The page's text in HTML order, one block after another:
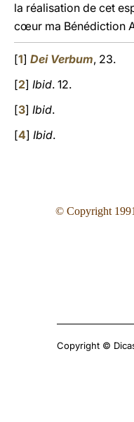
la réalisation de cet
cœur ma Bénédiction
[1] Dei Verbum, 23.
[2] Ibid. 12.
[3] Ibid.
[4] Ibid.
© Copyright
Copyright ©